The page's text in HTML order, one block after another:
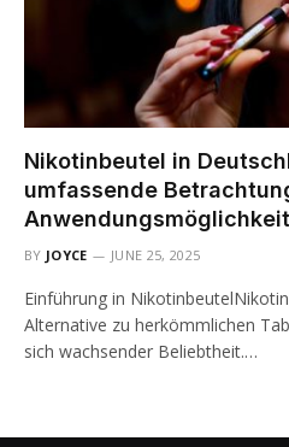
Nikotinbeutel in
umfassende
BY JOYCE JUNE 25, 2025
Einführung in
Alternative zu herkömmlichen
sich wachsender Beliebtheit.…